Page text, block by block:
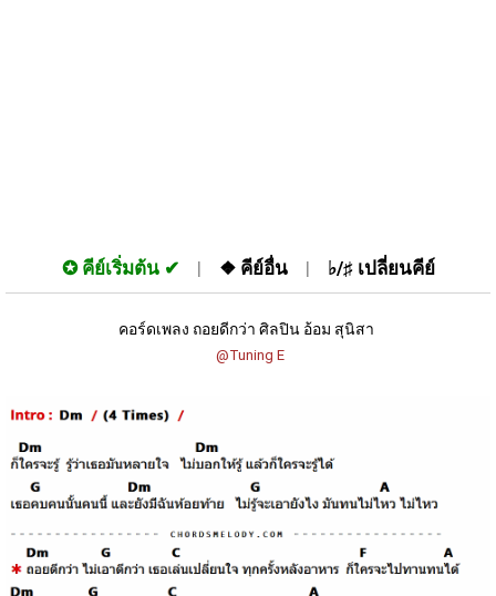
✪ คีย์เริ่มต้น ❖ คีย์อื่น ♭/♯ เปลี่ยนคีย์
คอร์ดเพลง ถอยดีกว่า ศิลปิน อ้อม สุนิสา
@Tuning E